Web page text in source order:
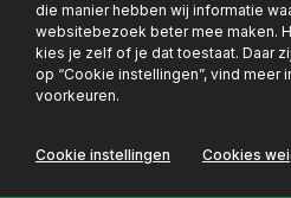
PRIVACY POLICYDISCLAIMER
+EMAIL+FACEBOOK
die manier hebben wij informatie
websitebezoek beter mee maken.
kies je zelf of je dat toestaat. Daar
op “Cookie instellingen”, vind meer
voorkeuren.
Cookie instellingen Cookies